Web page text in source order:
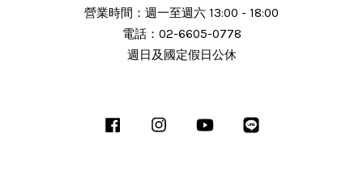
營業時間：週一至週六 13:00 - 18:00
電話：02-6605-0778
週日及國定假日公休
Facebook InstagramYouTube